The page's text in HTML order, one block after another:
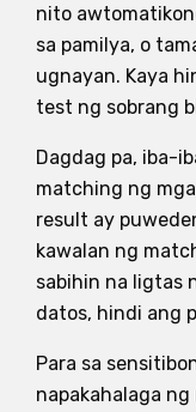
nito
sa pamilya, o
ugnayan. Kaya
test ng sobrang
Dagdag pa, iba-
matching ng
result ay
kawalan ng
sabihin na ligtas
datos, hindi ang
Para sa
napakahalaga